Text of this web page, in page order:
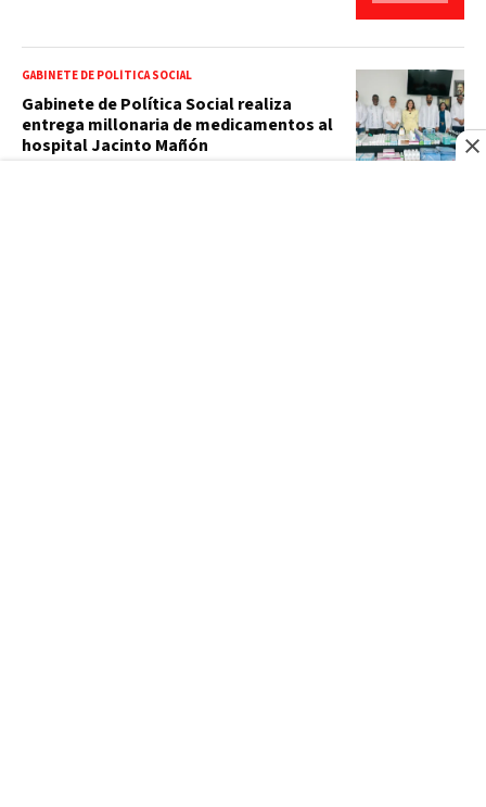
GABINETE DE POLÍTICA SOCIAL
Gabinete de Política Social realiza
entrega millonaria de medicamentos al
hospital Jacinto Mañón